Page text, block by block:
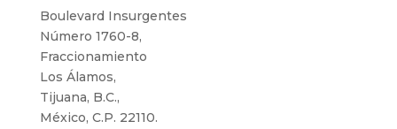
Boulevard Insurgentes
Número 1760-8,
Fraccionamiento
Los Álamos,
Tijuana, B.C.,
México, C.P. 22110.